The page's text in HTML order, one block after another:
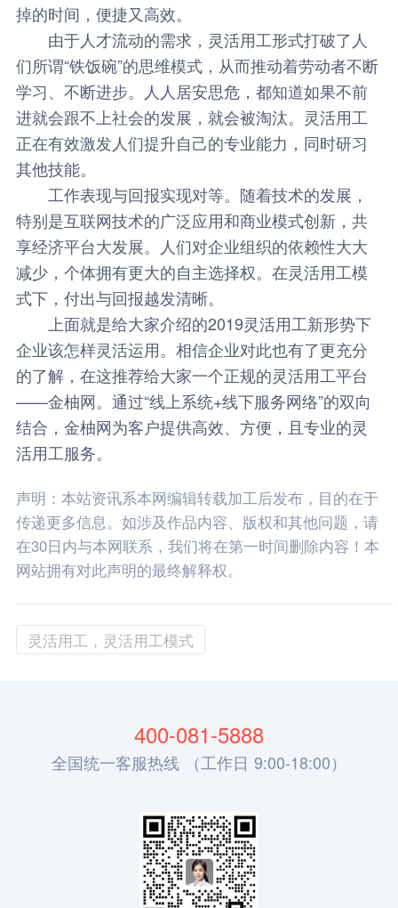
掉的时间，便捷又高效。
由于人才流动的需求，灵活用工形式打破了人
们所谓“铁饭碗”的思维模式，从而推动着劳动者不断
学习、不断进步。人人居安思危，都知道如果不前
进就会跟不上社会的发展，就会被淘汰。灵活用工
正在有效激发人们提升自己的专业能力，同时研习
其他技能。
工作表现与回报实现对等。随着技术的发展，
特别是互联网技术的广泛应用和商业模式创新，共
享经济平台大发展。人们对企业组织的依赖性大大
减少，个体拥有更大的自主选择权。在灵活用工模
式下，付出与回报越发清晰。
上面就是给大家介绍的2019灵活用工新形势下
企业该怎样灵活运用。相信企业对此也有了更充分
的了解，在这推荐给大家一个正规的灵活用工平台
——金柚网。通过“线上系统+线下服务网络”的双向
结合， 金柚网为客户提供高效、方便，且专业的灵
活用工服务。
声明：本站资讯系本网编辑转载加工后发布，目的在于
传递更多信息。如涉及作品内容、版权和其他问题，请
在30日内与本网联系，我们将在第一时间删除内容！本
网站拥有对此声明的最终解释权。
灵活用工，灵活用工模式
400-081-5888
全国统一客服热线 （工作日 9:00-18:00）